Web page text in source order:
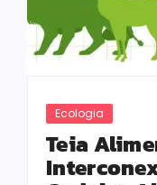
Ecologia
Teia